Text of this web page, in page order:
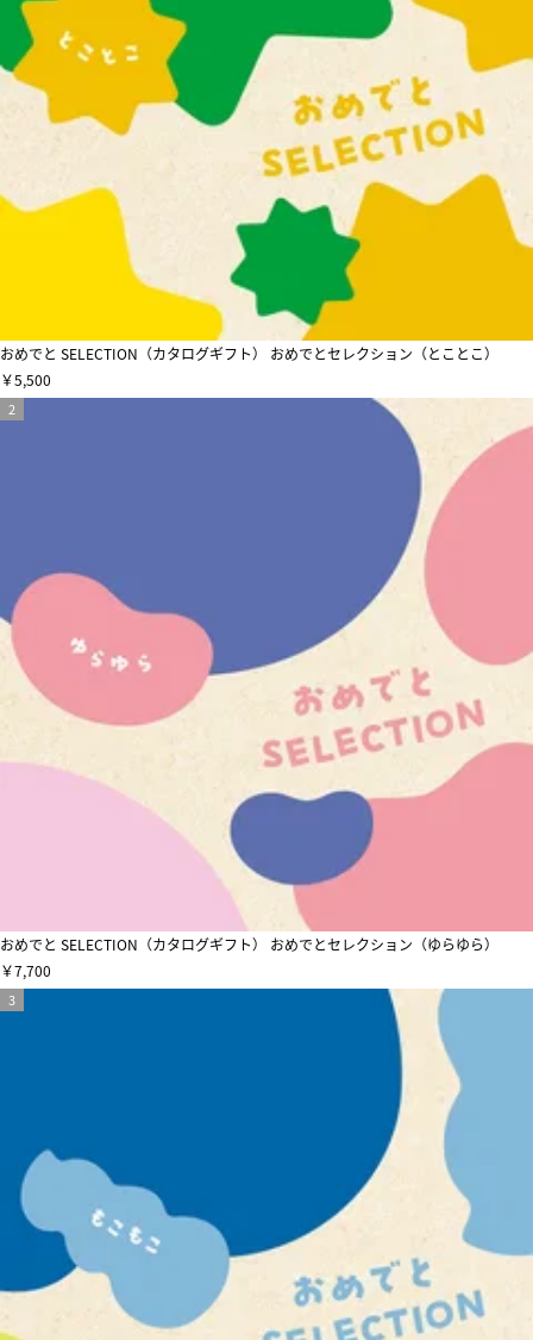
おめでと SELECTION（カタログギフト） おめでとセレクション（とことこ）
￥5,500
おめでと SELECTION（カタログギフト） おめでとセレクション（ゆらゆら）
￥7,700